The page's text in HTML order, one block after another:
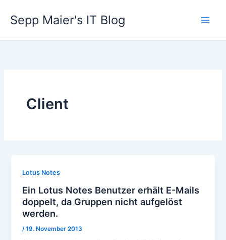
Inhalt
springen
Sepp Maier's IT Blog
Client
Lotus Notes
Ein Lotus Notes Benutzer erhält E-Mails
doppelt, da Gruppen nicht aufgelöst
werden.
/19. November 2013